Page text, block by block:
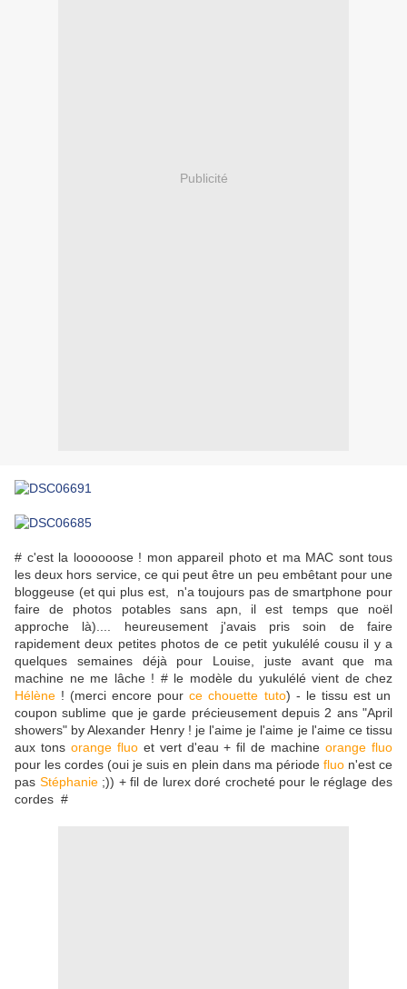
Publicité
# c'est la loooooose ! mon appareil photo et ma MAC sont tous
les deux hors service, ce qui peut être un peu embêtant pour une
bloggeuse (et qui plus est, n'a toujours pas de smartphone pour
faire de photos potables sans apn, il est temps que noël
approche là).... heureusement j'avais pris soin de faire
rapidement deux petites photos de ce petit yukulélé cousu il y a
quelques semaines déjà pour Louise, juste avant que ma
machine ne me lâche ! # le modèle du yukulélé vient de chez
Hélène ! (merci encore pour ce chouette tuto) - le tissu est un
coupon sublime que je garde précieusement depuis 2 ans "April
showers" by Alexander Henry ! je l'aime je l'aime je l'aime ce tissu
aux tons orange fluo et vert d'eau + fil de machine orange fluo
pour les cordes (oui je suis en plein dans ma périodefluo n'est ce
pas Stéphanie ;)) + fil de lurex doré crocheté pour le réglage des
cordes #